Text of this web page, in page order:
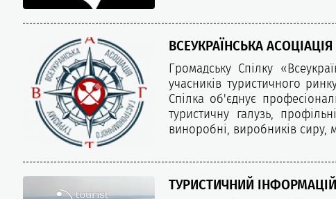
ВСЕУКРАЇНСЬКА
Громадську Спілку
учасників туристичного
Спілка об'єднує
туристичну галузь,
виноробні, виробників сиру,
ТУРИСТИЧНИЙ